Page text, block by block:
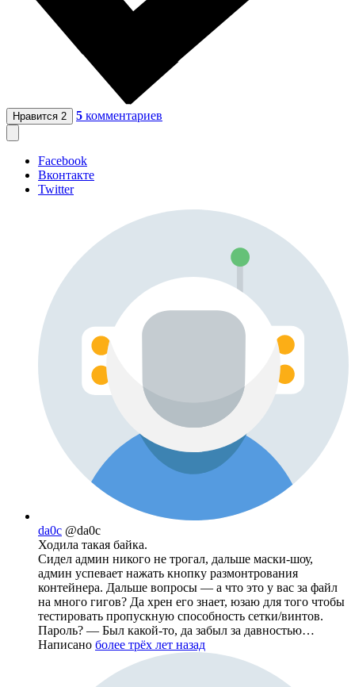
Нравится 2 5 комментариев
Facebook
Вконтакте
Twitter
da0c @da0c
Ходила такая байка.
Сидел админ никого не трогал, дальше маски-шоу,
админ успевает нажать кнопку размонтрования
контейнера. Дальше вопросы — а что это у вас за файл
на много гигов? Да хрен его знает, юзаю для того чтобы
тестировать пропускную способность сетки/винтов.
Пароль? — Был какой-то, да забыл за давностью…
Написано более трёх лет назад